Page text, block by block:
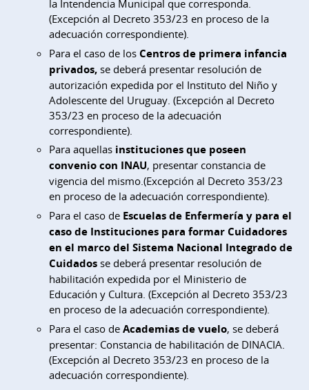
la Intendencia Municipal que corresponda.
(Excepción al Decreto 353/23 en proceso de la
adecuación correspondiente).
Para el caso de los Centros de primera infancia
privados,se deberá presentar resolución de
autorización expedida por el Instituto del Niño y
Adolescente del Uruguay. (Excepción al Decreto
353/23 en proceso de la adecuación
correspondiente).
Para aquellas instituciones que poseen
convenio con INAU, presentar constancia de
vigencia del mismo.(Excepción al Decreto 353/23
en proceso de la adecuación correspondiente).
Para el caso de Escuelas de Enfermería y para el
caso de Instituciones para formar Cuidadores
en el marco del Sistema Nacional Integrado de
Cuidadosse deberá presentar resolución de
habilitación expedida por el Ministerio de
Educación y Cultura. (Excepción al Decreto 353/23
en proceso de la adecuación correspondiente).
Para el caso de Academias de vuelo, se deberá
presentar: Constancia de habilitación de DINACIA.
(Excepción al Decreto 353/23 en proceso de la
adecuación correspondiente).